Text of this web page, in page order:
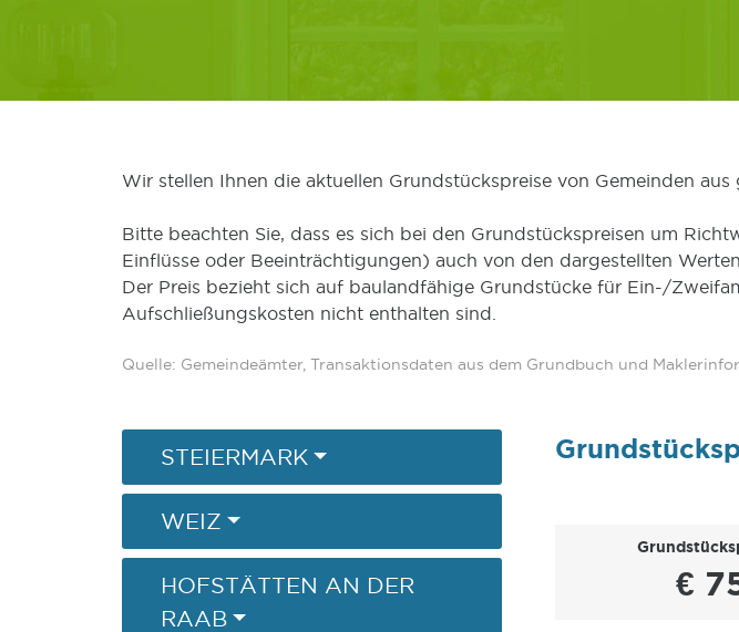
Wir stellen Ihnen die aktuellen Grundstückspreise von Gemeinden
Bitte beachten Sie, dass es sich bei den Grundstückspreisen um
Einflüsse oder Beeinträchtigungen) auch von den dargestellten
Der Preis bezieht sich auf baulandfähige Grundstücke für Ein-/
Aufschließungskosten nicht enthalten sind.
Quelle: Gemeindeämter, Transaktionsdaten aus dem Grundbuch und
STEIERMARK
WEIZ
HOFSTÄTTEN AN DER
RAAB
€